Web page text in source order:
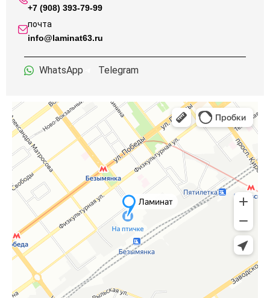
+7 (908) 393-79-99
почта
info@laminat63.ru
WhatsApp Telegram